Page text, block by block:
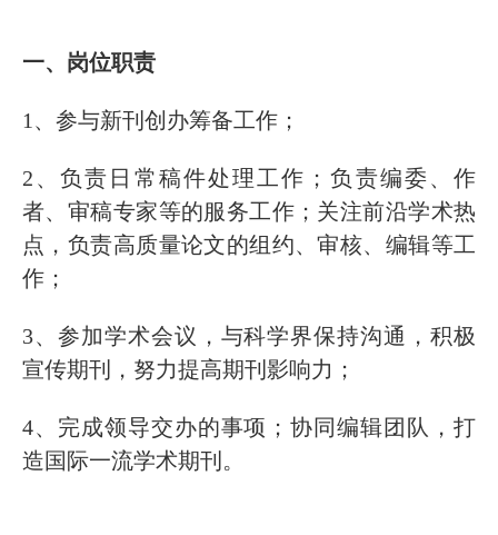
一、岗位职责
1、参与新刊创办筹备工作；
2、负责日常稿件处理工作；负责编委、作
者、审稿专家等的服务工作；关注前沿学术热
点，负责高质量论文的组约、审核、编辑等工
作；
3、参加学术会议，与科学界保持沟通，积极
宣传期刊，努力提高期刊影响力；
4、完成领导交办的事项；协同编辑团队，打
造国际一流学术期刊。